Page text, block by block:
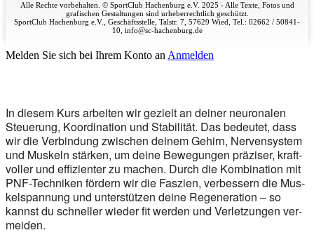
Alle Rechte vorbehalten. © SportClub Hachenburg e.V. 2025 - Alle Texte, Fotos und
grafischen Gestaltungen sind urheberrechtlich geschützt.
SportClub Hachenburg e.V., Geschäftsstelle, Talstr. 7, 57629 Wied, Tel.: 02662 / 50841-
10, info@sc-hachenburg.de
Melden Sie sich bei Ihrem Konto an Anmelden
In die­sem Kurs arbei­ten wir gezielt an dei­ner neu­ro­na­len
Steue­rung, Koor­di­na­ti­on und Sta­bi­li­tät. Das bedeu­tet, dass
wir die Ver­bin­dung zwi­schen dei­nem Gehirn, Ner­ven­sys­tem
und Mus­keln stär­ken, um dei­ne Bewe­gun­gen prä­zi­ser, kraft­
vol­ler und effi­zi­en­ter zu machen. Durch die Kom­bi­na­ti­on mit
PNF-Tech­ni­ken för­dern wir die Fas­zi­en, ver­bes­sern die Mus­
kel­span­nung und unter­stüt­zen dei­ne Rege­ne­ra­ti­on – so
kannst du schnel­ler wie­der fit wer­den und Ver­let­zun­gen ver­
mei­den.